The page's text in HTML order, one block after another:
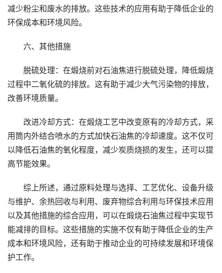
减少粉尘和废水的排放。这些技术的应用有助于降低企业的
环保成本和环境风险。
六、其他措施
脱硫处理：在煅烧前对石油焦进行脱硫处理，降低煅烧
过程中二氧化硫的排放。这有助于减少大气污染物的排放，
改善环境质量。
改进冷却方式：在煅烧工艺中改变原有的冷却方式，采
用筒内外结合喷水的方式加快石油焦的冷却速度。这不仅可
以降低石油焦的氧化程度，减少炭质烧损的发生，还可以提
高节能效果。
综上所述，通过原料处理与选择、工艺优化、设备升级
与维护、余热回收与利用、废弃物综合利用与环保技术应用
以及其他措施的综合应用，可以在煅烧石油焦过程中实现节
能减排的目标。这些措施的实施不仅有助于降低企业的生产
成本和环境风险，还有助于推动企业的可持续发展和环境保
护工作。